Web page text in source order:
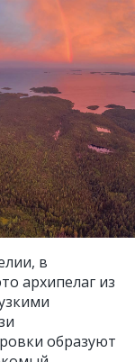
в
архипелаг из
образуют